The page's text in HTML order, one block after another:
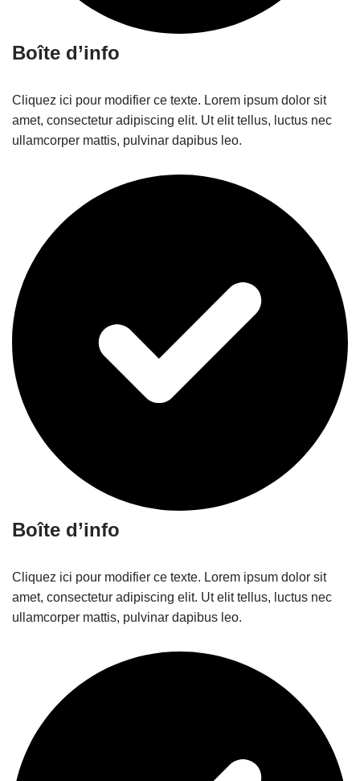
Boîte d’info
Cliquez ici pour modifier ce texte. Lorem ipsum dolor sit
amet, consectetur adipiscing elit. Ut elit tellus, luctus nec
ullamcorper mattis, pulvinar dapibus leo.
Boîte d’info
Cliquez ici pour modifier ce texte. Lorem ipsum dolor sit
amet, consectetur adipiscing elit. Ut elit tellus, luctus nec
ullamcorper mattis, pulvinar dapibus leo.